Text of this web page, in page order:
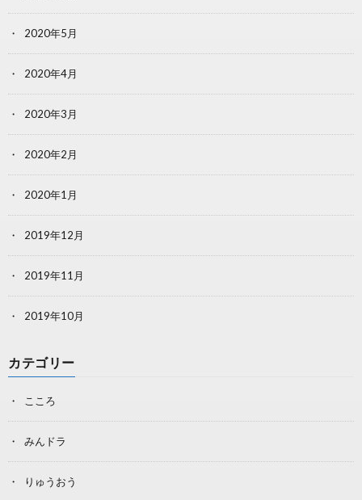
2020年5月
2020年4月
2020年3月
2020年2月
2020年1月
2019年12月
2019年11月
2019年10月
カテゴリー
こころ
みんドラ
りゅうおう